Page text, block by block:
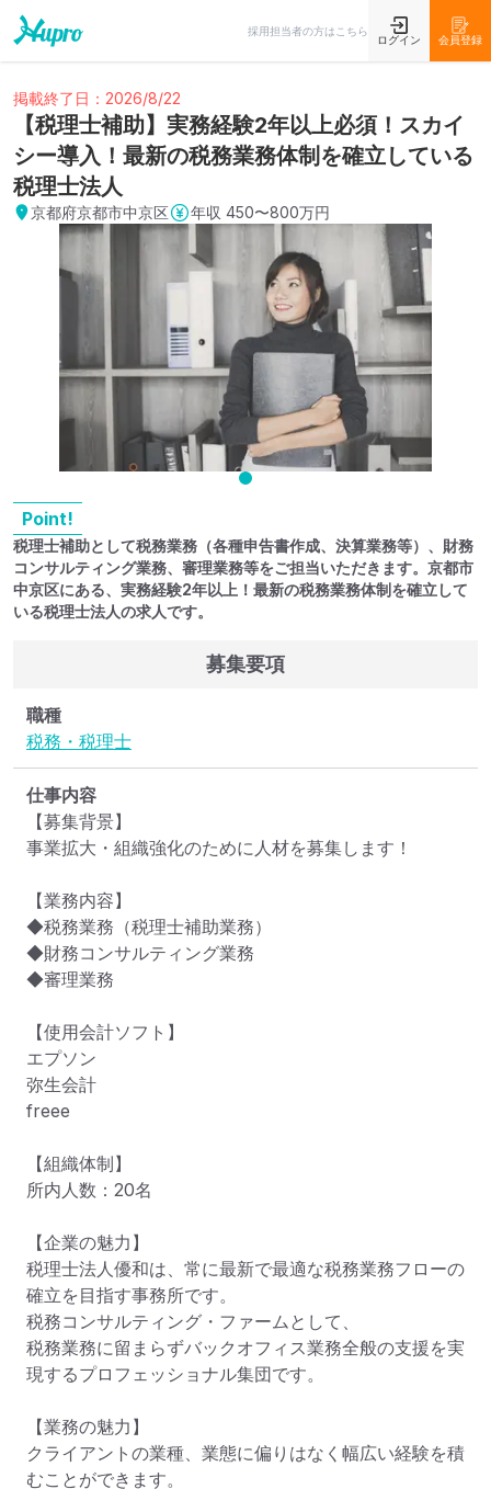
採用担当者の方はこちら
ログイン 会員登録
掲載終了日：2026/8/22
【税理士補助】実務経験2年以上必須！スカイ
シー導入！最新の税務業務体制を確立している
税理士法人
京都府京都市中京区 年収 450〜800万円
Point!
税理士補助として税務業務（各種申告書作成、決算業務等）、財務
コンサルティング業務、審理業務等をご担当いただきます。京都市
中京区にある、実務経験2年以上！最新の税務業務体制を確立して
いる税理士法人の求人です。
募集要項
職種
税務・税理士
仕事内容
【募集背景】
事業拡大・組織強化のために人材を募集します！
【業務内容】
◆税務業務（税理士補助業務）
◆財務コンサルティング業務
◆審理業務
【使用会計ソフト】
エプソン
弥生会計
freee
【組織体制】
所内人数：20名
【企業の魅力】
税理士法人優和は、常に最新で最適な税務業務フローの
確立を目指す事務所です。
税務コンサルティング・ファームとして、
税務業務に留まらずバックオフィス業務全般の支援を実
現するプロフェッショナル集団です。
【業務の魅力】
クライアントの業種、業態に偏りはなく幅広い経験を積
むことができます。